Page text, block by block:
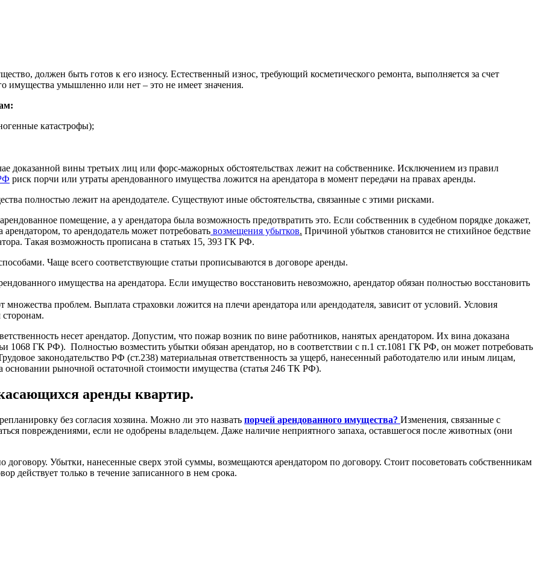
должен быть готов к его износу. Естественный износ, требующий косметического ремонта, выполняется за счет
имущества умышленно или нет – это не имеет значения.
катастрофы);
доказанной вины третьих лиц или форс-мажорных обстоятельствах лежит на собственнике. Исключением из правил
риск порчи или утраты арендованного имущества ложится на арендатора в момент передачи на правах аренды.
полностью лежит на арендодателе. Существуют иные обстоятельства, связанные с этими рисками.
помещение, а у арендатора была возможность предотвратить это. Если собственник в судебном порядке докажет,
то арендодатель может потребовать возмещения убытков. Причиной убытков становится не стихийное бедствие
Такая возможность прописана в статьях 15, 393 ГК РФ.
Чаще всего соответствующие статьи прописываются в договоре аренды.
имущества на арендатора. Если имущество восстановить невозможно, арендатор обязан полностью восстановить
множества проблем. Выплата страховки ложится на плечи арендатора или арендодателя, зависит от условий. Условия
несет арендатор. Допустим, что пожар возник по вине работников, нанятых арендатором. Их вина доказана
1068 ГК РФ). Полностью возместить убытки обязан арендатор, но в соответствии с п.1 ст.1081 ГК РФ, он может потребовать
законодательство РФ (ст.238) материальная ответственность за ущерб, нанесенный работодателю или иным лицам,
основании рыночной остаточной стоимости имущества (статья 246 ТК РФ).
аренды квартир.
без согласия хозяина. Можно ли это назвать порчей арендованного имущества? Изменения, связанные с
повреждениями, если не одобрены владельцем. Даже наличие неприятного запаха, оставшегося после животных (они
Убытки, нанесенные сверх этой суммы, возмещаются арендатором по договору. Стоит посоветовать собственникам
действует только в течение записанного в нем срока.